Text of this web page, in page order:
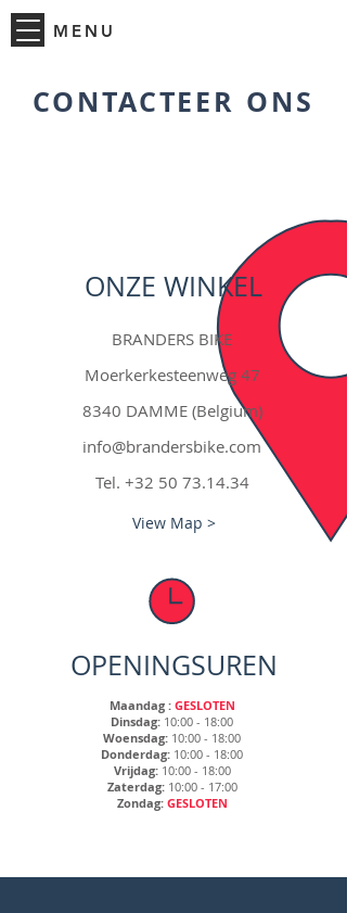
MENU
CONTACTEER ONS
ONZE WINKEL
BRANDERS BIKE
Moerkerkesteenweg 47
8340 DAMME (Belgium)
info@brandersbike.com
Tel. +32 50 73.14.34
View Map >
OPENINGSUREN
Maandag : GESLOTEN
Dinsdag: 10:00 - 18:00
Woensdag: 10:00 - 18:00
Donderdag: 10:00 - 18:00
Vrijdag: 10:00 - 18:00
Zaterdag: 10:00 - 17:00
Zondag: GESLOTEN